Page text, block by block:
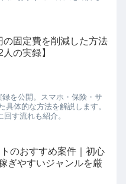
の固定費を削減した方法
人の実録】
を公開。スマホ・保険・サ
具体的な方法を解説します。
す流れも紹介。
のおすすめ案件｜初心
ぎやすいジャンルを厳